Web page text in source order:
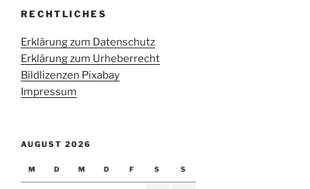
RECHTLICHES
Erklärung zum Datenschutz
Erklärung zum Urheberrecht
Bildlizenzen Pixabay
Impressum
AUGUST 2026
M D M D F S S